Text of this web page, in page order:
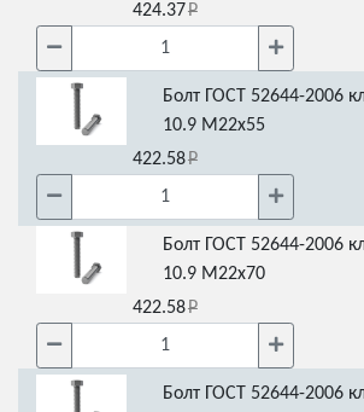
424.37
Болт ГОСТ 52644-2006
10.9 М22х55
422.58
Болт ГОСТ 52644-2006
10.9 М22х70
422.58
Болт ГОСТ 52644-2006